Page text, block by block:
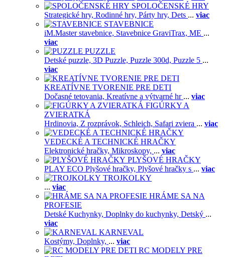
SPOLOČENSKÉ HRY
Strategické hry, Rodinné hry, Párty hry, Dets ... viac
STAVEBNICE
iM.Master stavebnice, Stavebnice GraviTrax, ME ...
viac
PUZZLE
Detské puzzle, 3D Puzzle, Puzzle 300d, Puzzle 5 ...
viac
KREATÍVNE TVORENIE PRE DETI
Dočasné tetovania, Kreatívne a výtvarné hr ... viac
FIGÚRKY A
ZVIERATKÁ
Hrdinovia, Z rozprávok, Schleich, Safari zviera ... viac
VEDECKÉ A TECHNICKÉ HRAČKY
Elektronické hračky, Mikroskopy, ... viac
PLYŠOVÉ HRAČKY
PLAY ECO Plyšové hračky, Plyšové hračky s ... viac
TROJKOLKY
... viac
HRÁME SA NA
PROFESIE
Detské Kuchynky, Doplnky do kuchynky, Detský ...
viac
KARNEVAL
Kostýmy, Doplnky, ... viac
RC MODELY PRE